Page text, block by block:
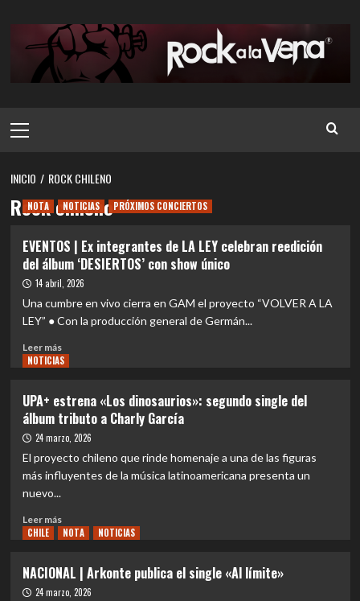
contenido
principal
INICIO ROCK CHILENO
Rock chileno
NOTA NOTICIAS PRÓXIMOS CONCIERTOS
EVENTOS | Ex integrantes de LA LEY celebran reedición
del álbum ‘DESIERTOS’ con show único
14 abril, 2026
Una cumbre en vivo cierra en GAM el proyecto “VOLVER A LA
LEY” ● Con la producción general de Germán...
Leer másLeer
más
|
Ex
integrantes
de
LEY
celebran
del
álbum
con
show
NOTICIAS
UPA+ estrena «Los dinosaurios»: segundo single del
álbum tributo a Charly García
24 marzo, 2026
El proyecto chileno que rinde homenaje a una de las figuras
más influyentes de la música latinoamericana presenta un
nuevo...
Leer másLeer
más
estrena
«Los
CHILE NOTA NOTICIAS
NACIONAL | Arkonte publica el single «Al límite»
24 marzo, 2026